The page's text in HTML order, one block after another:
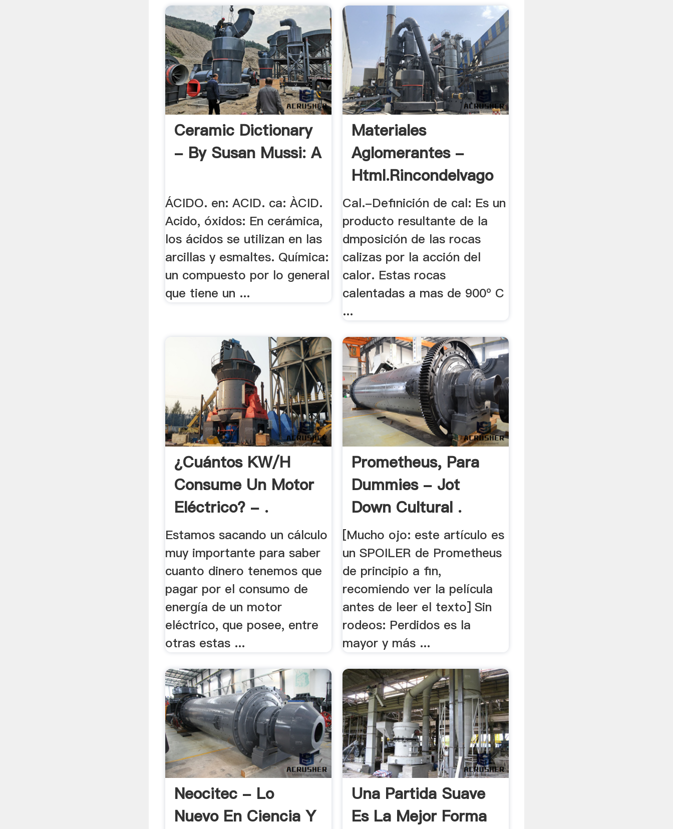
Ceramic Dictionary
- By Susan Mussi: A
ÁCIDO. en: ACID. ca: ÀCID.
Acido, óxidos: En cerámica,
los ácidos se utilizan en las
arcillas y esmaltes. Química:
un compuesto por lo general
que tiene un ...
Materiales
Aglomerantes -
Html.rincondelvago
Cal.-Definición de cal: Es un
producto resultante de la
dmposición de las rocas
calizas por la acción del
calor. Estas rocas
calentadas a mas de 900º C
...
¿Cuántos KW/h
Consume Un Motor
Eléctrico? - .
Estamos sacando un cálculo
muy importante para saber
cuanto dinero tenemos que
pagar por el consumo de
energía de un motor
eléctrico, que posee, entre
otras estas ...
Prometheus, Para
Dummies - Jot
Down Cultural .
[Mucho ojo: este artículo es
un SPOILER de Prometheus
de principio a fin,
recomiendo ver la película
antes de leer el texto] Sin
rodeos: Perdidos es la
mayor y más ...
Neocitec - Lo
Nuevo En Ciencia Y
Una Partida Suave
Es La Mejor Forma